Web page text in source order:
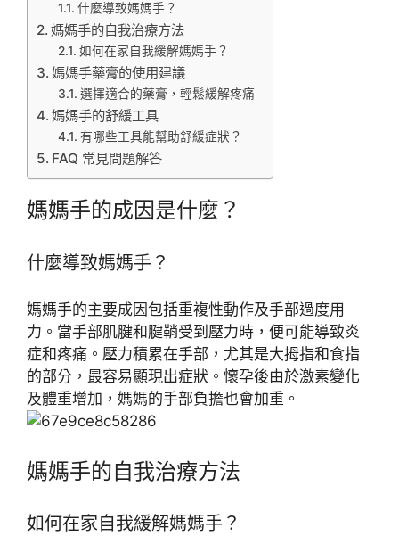
什麼導致媽媽手？
媽媽手的自我治療方法
如何在家自我緩解媽媽手？
媽媽手藥膏的使用建議
選擇適合的藥膏，輕鬆緩解疼痛
媽媽手的舒緩工具
有哪些工具能幫助舒緩症狀？
FAQ 常見問題解答
媽媽手的成因是什麼？
什麼導致媽媽手？
媽媽手的主要成因包括重複性動作及手部過度用
力。當手部肌腱和腱鞘受到壓力時，便可能導致炎
症和疼痛。壓力積累在手部，尤其是大拇指和食指
的部分，最容易顯現出症狀。懷孕後由於激素變化
及體重增加，媽媽的手部負擔也會加重。
媽媽手的自我治療方法
如何在家自我緩解媽媽手？